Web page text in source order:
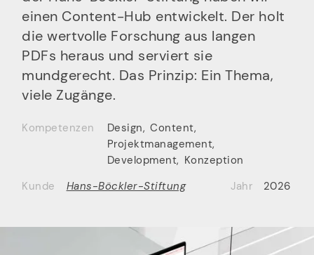
Kompetenzen Design, Content,
Projektmanagement,
Development, Konzeption
Jahr
2026
Kunde Hans-Böckler-Stiftung
einen Content-Hub entwickelt. Der holt
die wertvolle Forschung aus langen
PDFs heraus und serviert sie
mundgerecht. Das Prinzip: Ein Thema,
viele Zugänge.